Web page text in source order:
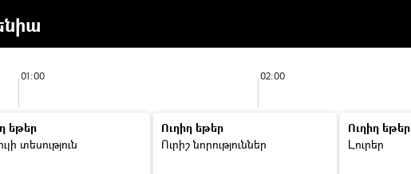
01:00 02:00
եթեր
տեսություն
Ուղիղ եթեր
Ուրիշ նորություններ
Ուղիղ եթեր
Լուրեր